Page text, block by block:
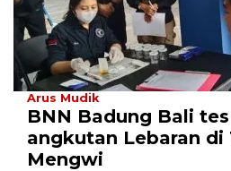
Arus Mudik
BNN Badung Bali
angkutan Lebaran di
Mengwi